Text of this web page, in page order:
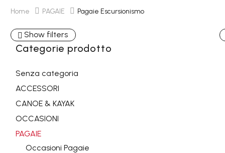
Home PAGAIE Pagaie Escursionismo
Show filters
Categorie prodotto
Senza categoria
ACCESSORI
CANOE & KAYAK
OCCASIONI
PAGAIE
Occasioni Pagaie